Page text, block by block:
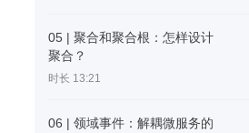
05 | 聚合和聚合根：怎样设计
聚合？
时长 13:21
06 | 领域事件：解耦微服务的